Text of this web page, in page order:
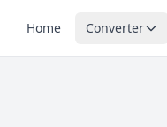
Home Converter